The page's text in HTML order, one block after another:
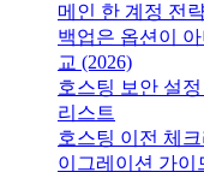
메인 한 계정 전
백업은 옵션이
교 (2026)
호스팅 보안 설정
리스트
호스팅 이전 체
이그레이션 가이